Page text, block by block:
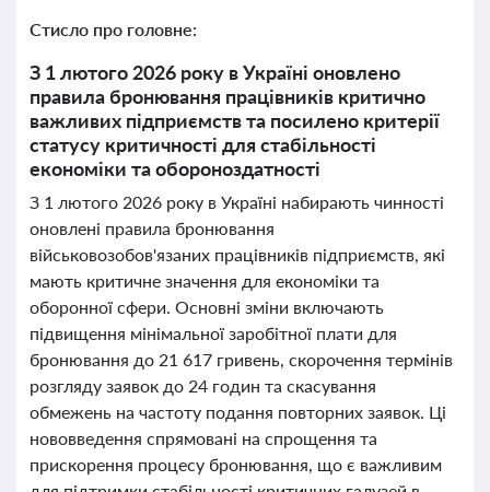
Стисло про головне:
З 1 лютого 2026 року в Україні оновлено
правила бронювання працівників критично
важливих підприємств та посилено критерії
статусу критичності для стабільності
економіки та обороноздатності
З 1 лютого 2026 року в Україні набирають чинності
оновлені правила бронювання
військовозобов'язаних працівників підприємств, які
мають критичне значення для економіки та
оборонної сфери. Основні зміни включають
підвищення мінімальної заробітної плати для
бронювання до 21 617 гривень, скорочення термінів
розгляду заявок до 24 годин та скасування
обмежень на частоту подання повторних заявок. Ці
нововведення спрямовані на спрощення та
прискорення процесу бронювання, що є важливим